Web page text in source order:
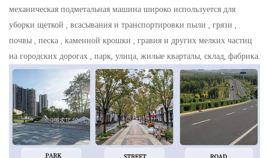
механическая подметальная машина широко используется для
уборки щеткой , всасывания и транспортировки пыли , грязи ,
почвы , песка , каменной крошки , гравия и других мелких частиц
на городских дорогах , парк, улица, жилые кварталы, склад, фабрика.